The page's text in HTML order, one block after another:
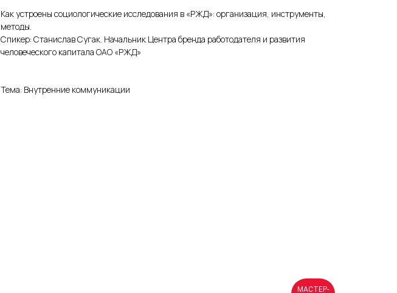
Как устроены социологические исследования в «РЖД»: организация, инструменты,
методы.
Спикер: Станислав Сугак. Начальник Центра бренда работодателя и развития
человеческого капитала ОАО «РЖД»
Тема: Внутренние коммуникации
МАСТЕР-